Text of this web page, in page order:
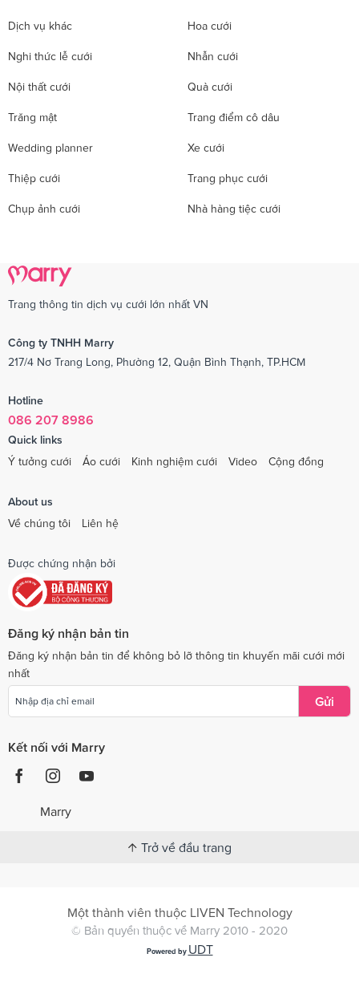
Dịch vụ khác Hoa cưới
Nghi thức lễ cưới Nhẫn cưới
Nội thất cưới Quà cưới
Trăng mật Trang điểm cô dâu
Wedding planner Xe cưới
Thiệp cưới Trang phục cưới
Chụp ảnh cưới Nhà hàng tiệc cưới
Trang thông tin dịch vụ cưới lớn nhất VN
Công ty TNHH Marry
217/4 Nơ Trang Long, Phường 12, Quận Bình Thạnh, TP.HCM
Hotline
086 207 8986
Quick links
Ý tưởng cưới
Áo cưới Kinh nghiệm cưới Video Cộng đồng
About us
Về chúng tôi
Liên hệ
Được chứng nhận bởi
Đăng ký nhận bản tin
Đăng ký nhận bản tin để không bỏ lỡ thông tin khuyến mãi cưới mới
nhất
Gửi
Kết nối với Marry
Marry
Trở về đầu trang
Một thành viên thuộc LIVEN Technology
© Bản quyền thuộc về Marry 2010 - 2020
Powered by UDT